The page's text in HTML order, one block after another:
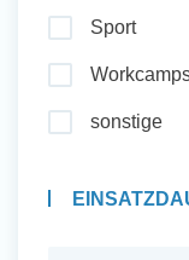
Sport
sonstige